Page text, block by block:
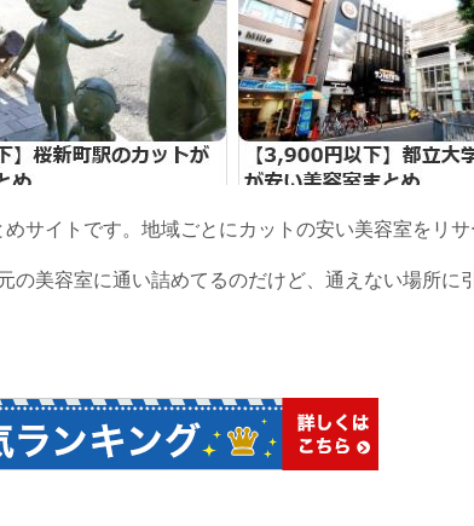
サイトです。地域ごとにカットの安い美容室をリサ
の美容室に通い詰めてるのだけど、通えない場所に